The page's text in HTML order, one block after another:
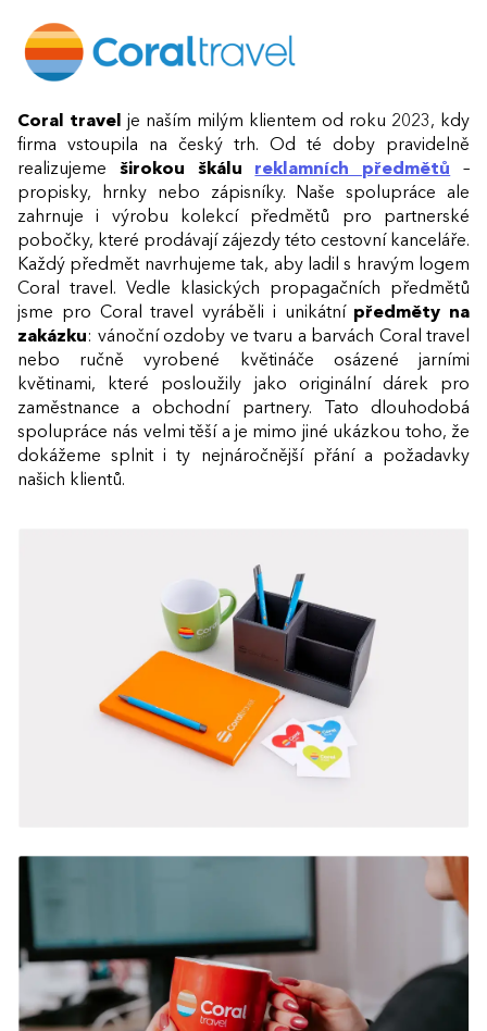
Coral travel
je naším milým klientem od roku 2023, kdy
firma vstoupila na český trh. Od té doby pravidelně
realizujeme širokou škálu reklamních předmětů –
propisky, hrnky nebo zápisníky. Naše spolupráce ale
zahrnuje i výrobu kolekcí předmětů pro partnerské
pobočky, které prodávají zájezdy této cestovní kanceláře.
Každý předmět navrhujeme tak, aby ladil s hravým logem
Coral travel. Vedle klasických propagačních předmětů
jsme pro Coral travel vyráběli i unikátní předměty na
zakázku: vánoční ozdoby ve tvaru a barvách Coral travel
nebo ručně vyrobené květináče osázené jarními
květinami, které posloužily jako originální dárek pro
zaměstnance a obchodní partnery. Tato dlouhodobá
spolupráce nás velmi těší a je mimo jiné ukázkou toho, že
dokážeme splnit i ty nejnáročnější přání a požadavky
našich klientů.